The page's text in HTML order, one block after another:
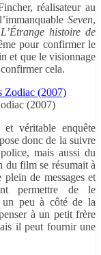
réalisateur au
Seven,
L’Étrange histoire de
pour confirmer le
et que le visionnage
cela.
(2007)
véritable enquête
donc de la suivre
mais aussi du
du film se résumait à
de messages et
permettre de le
un peu à côté de la
à un petit frère
il peut fournir une